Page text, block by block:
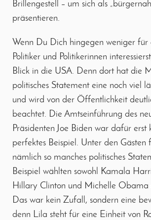
Brillengestell – um sich als
präsentieren.
Wenn Du Dich hingegen weniger für
Politiker und Politikerinnen
Blick in die USA. Denn dort hat die
politisches Statement eine noch viel
und wird von der Öffentlichkeit
beachtet. Die Amtseinführung des
Präsidenten Joe Biden war dafür erst
perfektes Beispiel. Unter den Gästen
nämlich so manches politisches
Beispiel wählten sowohl Kamala
Hillary Clinton und Michelle
Das war kein Zufall, sondern eine
denn Lila steht für eine Einheit von